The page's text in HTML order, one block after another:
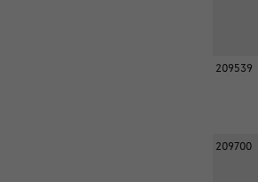
209539
209700